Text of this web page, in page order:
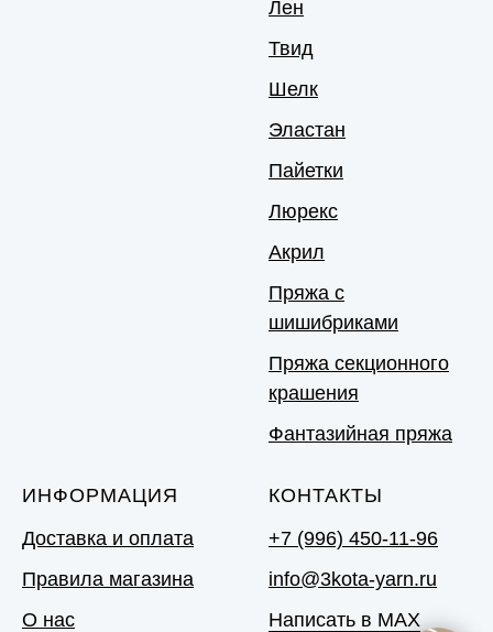
Лен
Твид
Шелк
Эластан
Пайетки
Люрекс
Акрил
Пряжа с
шишибриками
Пряжа секционного
крашения
Фантазийная пряжа
ИНФОРМАЦИЯ
Доставка и оплата
Правила магазина
О нас
КОНТАКТЫ
+7 (996) 450-11-96
info@3kota-yarn.ru
Написать в MAX